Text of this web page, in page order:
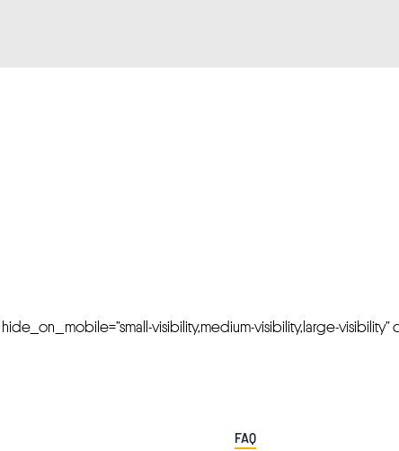
visibility,medium-visibility,large-visibility”
FAQ